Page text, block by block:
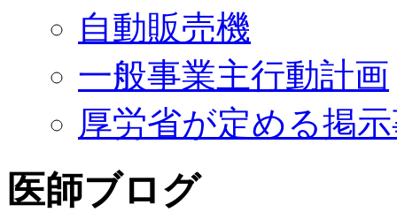
自動販売機
一般事業主行動計画
厚労省が定める掲
医師ブログ